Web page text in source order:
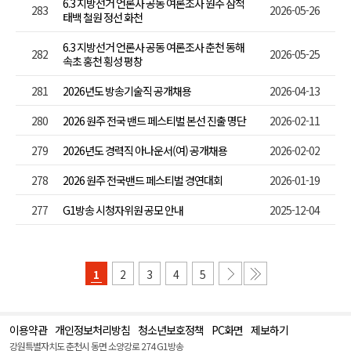
283
6.3 지방선거 언론사 공동 여론조사 원주 삼척
태백 철원 정선 화천
2026-05-26
282
6.3 지방선거 언론사 공동 여론조사 춘천 동해
속초 홍천 횡성 평창
2026-05-25
281 2026년도 방송기술직 공개채용
2026-04-13
280
2026 원주 전국 밴드 페스티벌 본선 진출 명단
2026-02-11
279
2026년도 경력직 아나운서(여) 공개채용
2026-02-02
278
2026 원주 전국밴드 페스티벌 경연대회
2026-01-19
277
G1방송 시청자위원 공모 안내 2025-12-04
1 2 3 4 5
이용약관 개인정보처리방침 청소년보호정책 PC화면 제보하기
강원특별자치도 춘천시 동면 소양강로 274 G1방송